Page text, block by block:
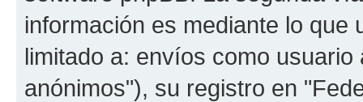
información es mediante lo que
limitado a: envíos como
anónimos"), su registro en